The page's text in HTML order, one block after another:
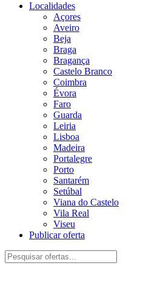
Localidades
Açores
Aveiro
Beja
Braga
Bragança
Castelo Branco
Coimbra
Évora
Faro
Guarda
Leiria
Lisboa
Madeira
Portalegre
Porto
Santarém
Setúbal
Viana do Castelo
Vila Real
Viseu
Publicar oferta